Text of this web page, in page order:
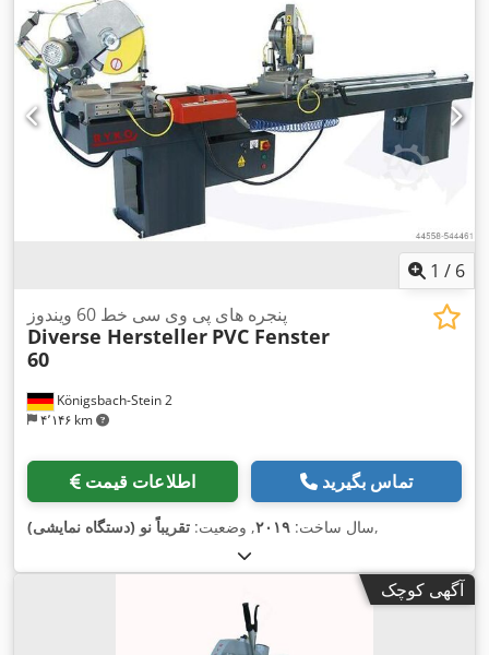
1 / 6
Königsbach-Stein 2
۴٬۱۴۶ km
پنجره های پی وی سی خط 60 ویندوز
Diverse Hersteller PVC Fenster
60
اطلاعات قیمت تماس بگیرید
سال ساخت: ۲۰۱۹, وضعیت: تقریباً نو (دستگاه نمایشی) ,
آگهی کوچک